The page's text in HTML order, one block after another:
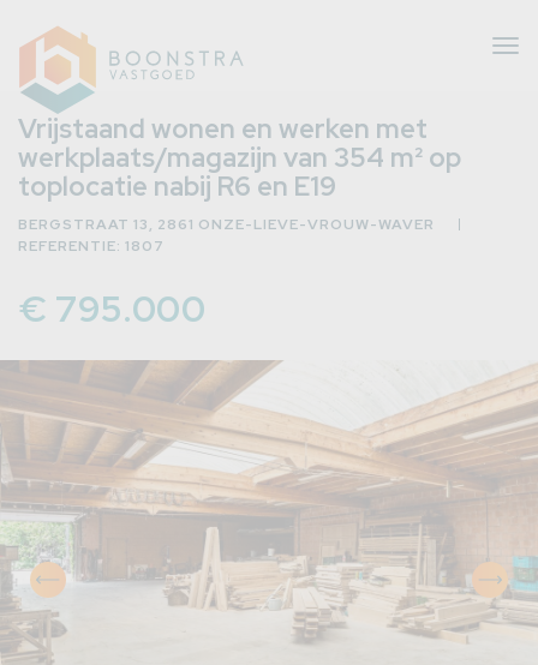
Vrijstaand wonen en werken met
werkplaats/magazijn van 354 m² op
toplocatie nabij R6 en E19
BERGSTRAAT 13, 2861 ONZE-LIEVE-VROUW-WAVER
REFERENTIE: 1807
€ 795.000